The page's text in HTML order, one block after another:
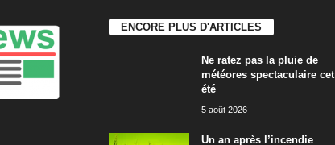
ENCORE PLUS D'ARTICLES
Ne ratez pas la pluie de
météores spectaculaire cet
été
5 août 2026
Un an après l’incendie